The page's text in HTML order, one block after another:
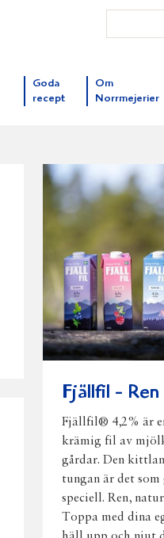
Goda
recept
Om
Norrmejerier
Fjällfil -
Fjällfil® 4,2% är
krämig fil av
gårdar. Den
tungan är det som
speciell. Ren,
Toppa med dina